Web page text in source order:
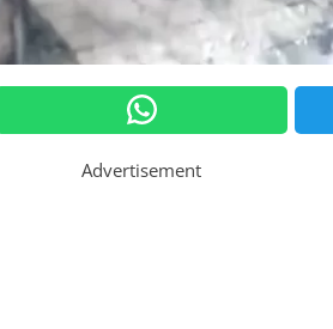
Advertisement